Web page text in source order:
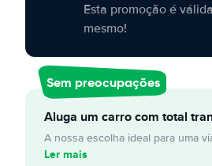
Esta promoção é
mesmo!
Sem preocupações
Aluga um carro com total
A nossa escolha ideal para uma
Ler mais